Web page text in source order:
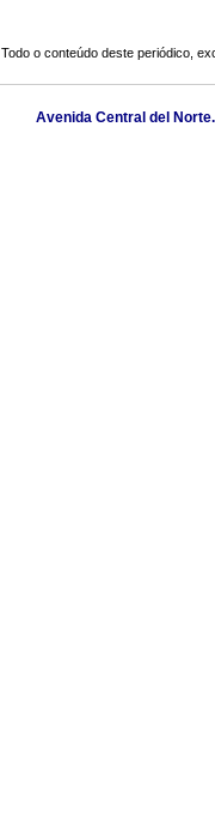
Todo o conteúdo deste periódico,
Avenida Central del